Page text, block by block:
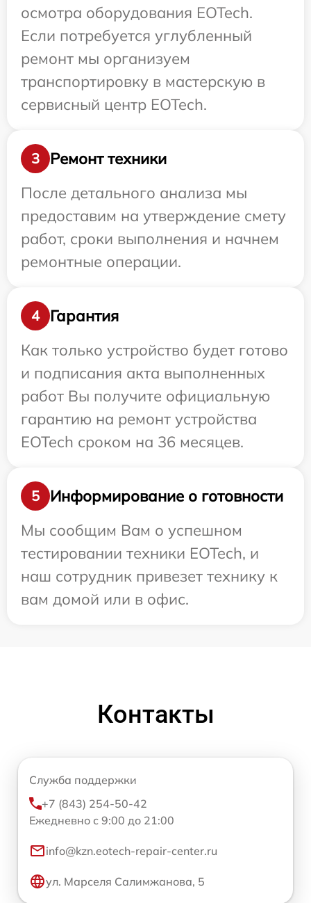
осмотра оборудования EOTech.
Если потребуется углубленный
ремонт мы организуем
транспортировку в мастерскую в
сервисный центр EOTech.
3
Ремонт техники
После детального анализа мы
предоставим на утверждение смету
работ, сроки выполнения и начнем
ремонтные операции.
4
Гарантия
Как только устройство будет готово
и подписания акта выполненных
работ Вы получите официальную
гарантию на ремонт устройства
EOTech сроком на 36 месяцев.
5
Информирование о готовности
Мы сообщим Вам о успешном
тестировании техники EOTech, и
наш сотрудник привезет технику к
вам домой или в офис.
Контакты
Служба поддержки
+7 (843) 254-50-42
Ежедневно с 9:00 до 21:00
info@kzn.eotech-repair-center.ru
ул. Марселя Салимжанова, 5